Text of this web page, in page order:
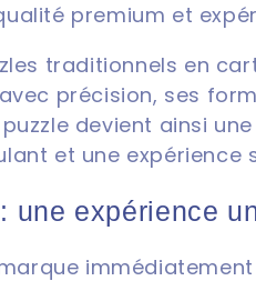
premium et
traditionnels en
précision, ses
devient ainsi
et une expérience
une expérience